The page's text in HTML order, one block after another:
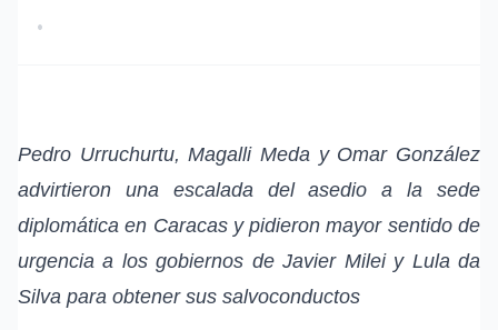
•
Pedro Urruchurtu, Magalli Meda y Omar González
advirtieron una escalada del asedio a la sede
diplomática en Caracas y pidieron mayor sentido de
urgencia a los gobiernos de Javier Milei y Lula da
Silva para obtener sus salvoconductos